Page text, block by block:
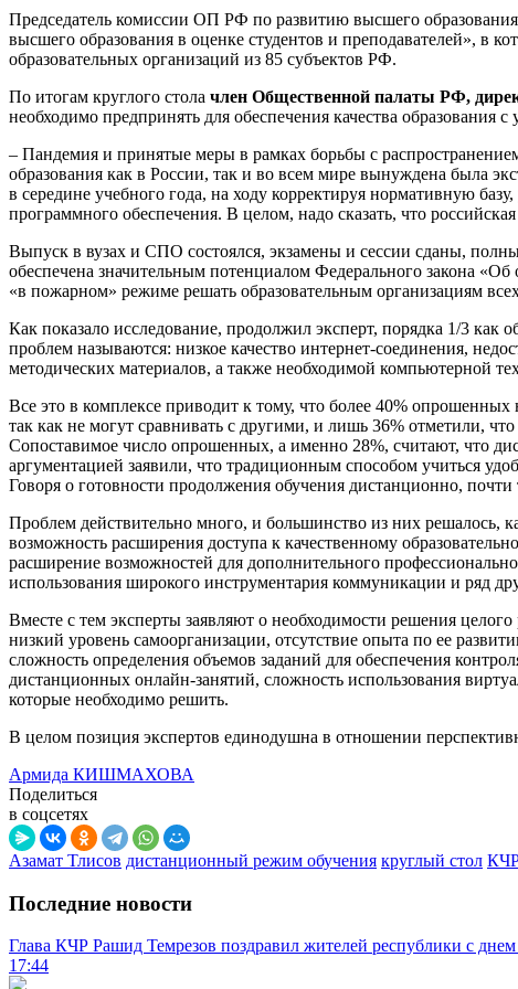
Председатель комиссии ОП РФ по развитию высшего
высшего образования в оценке студентов и преподавателей», в
образовательных организаций из 85 субъектов РФ.
По итогам круглого стола член Общественной палаты РФ,
необходимо предпринять для обеспечения качества
– Пандемия и принятые меры в рамках борьбы с
образования как в России, так и во всем мире вынуждена была
в середине учебного года, на ходу корректируя нормативную
программного обеспечения. В целом, надо сказать, что
Выпуск в вузах и СПО состоялся, экзамены и сессии сданы,
обеспечена значительным потенциалом Федерального закона
«в пожарном» режиме решать образовательным организациям
Как показало исследование, продолжил эксперт, порядка 1/3
проблем называются: низкое качество интернет-соединения,
методических материалов, а также необходимой компьютерной
Все это в комплексе приводит к тому, что более 40% опрошенных
так как не могут сравнивать с другими, и лишь 36% отметили,
Сопоставимое число опрошенных, а именно 28%, считают, что
аргументацией заявили, что традиционным способом учиться
Говоря о готовности продолжения обучения дистанционно,
Проблем действительно много, и большинство из них решалось,
возможность расширения доступа к качественному
расширение возможностей для дополнительного
использования широкого инструментария коммуникации и ряд
Вместе с тем эксперты заявляют о необходимости решения
низкий уровень самоорганизации, отсутствие опыта по ее
сложность определения объемов заданий для обеспечения
дистанционных онлайн-занятий, сложность использования
которые необходимо решить.
В целом позиция экспертов единодушна в отношении
Армида КИШМАХОВА
Поделиться
в соцсетях
Азамат Тлисов дистанционный режим обучения круглый стол
Последние новости
Глава КЧР Рашид Темрезов поздравил жителей республики с днем
17:44